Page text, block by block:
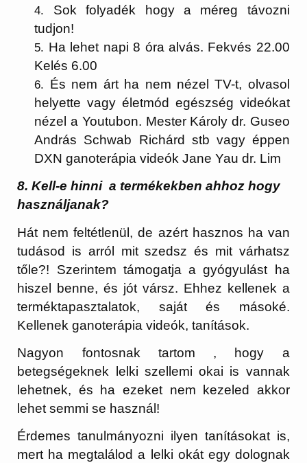
Sok folyadék hogy a méreg távozni
tudjon!
Ha lehet napi 8 óra alvás. Fekvés 22.00
Kelés 6.00
És nem árt ha nem nézel TV-t, olvasol
helyette vagy életmód egészség videókat
nézel a Youtubon. Mester Károly dr. Guseo
András Schwab Richárd stb vagy éppen
DXN ganoterápia videók Jane Yau dr. Lim
8. Kell-e hinni a termékekben ahhoz hogy
használjanak?
Hát nem feltétlenül, de azért hasznos ha van
tudásod is arról mit szedsz és mit várhatsz
tőle?! Szerintem támogatja a gyógyulást ha
hiszel benne, és jót vársz. Ehhez kellenek a
terméktapasztalatok, saját és másoké.
Kellenek ganoterápia videók, tanítások.
Nagyon fontosnak tartom , hogy a
betegségeknek lelki szellemi okai is vannak
lehetnek, és ha ezeket nem kezeled akkor
lehet semmi se használ!
Érdemes tanulmányozni ilyen tanításokat is,
mert ha megtalálod a lelki okát egy dolognak